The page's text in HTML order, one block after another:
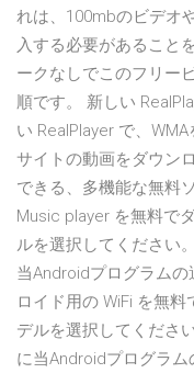
れは、100mbのビデオ
入する必要があること
ークなしでこのフリー
順です。 新しい
い RealPlayer で、
サイトの動画をダウン
できる、多機能な無料
Music player を無料で
ルを選択してください
当Androidプログラム
ロイド用の WiFi を無
デルを選択してくださ
に当Androidプログラ